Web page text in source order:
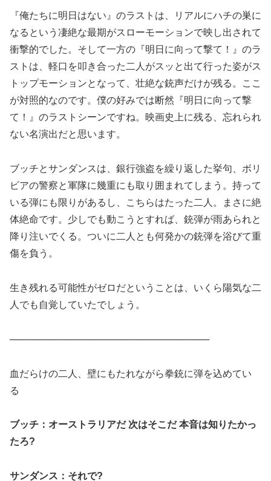
『俺たちに明日はない』のラストは、リアルにハチの巣に
なるという凄絶な最期がスローモーションで映し出されて
衝撃的でした。そして一方の『明日に向って撃て！』のラ
ストは、軽口を叩き合った二人がスッと出て行った姿がス
トップモーションとなって、壮絶な銃声だけが残る。ここ
が対照的なのです。僕の好みでは断然『明日に向って撃
て！』のラストシーンですね。映画史上に残る、忘れられ
ない名演出だと思います。
ブッチとサンダンスは、銀行強盗を繰り返した挙句、ボリ
ビアの警察と軍隊に幾重にも取り囲まれてしまう。持って
いる弾にも限りがあるし、こちらはたった二人。まさに絶
体絶命です。少しでも動こうとすれば、銃弾が雨あられと
降り注いでくる。ついに二人とも何発かの銃弾を浴びて重
傷を負う。
生き残れる可能性がゼロだということは、いくら陽気な二
人でも自覚していたでしょう。
──────────────────────────────
血だらけの二人、壁にもたれながら拳銃に弾を込めてい
る
ブッチ：オーストラリアだ 次はそこだ 本音は知りたかっ
たろ?
サンダンス：それで?